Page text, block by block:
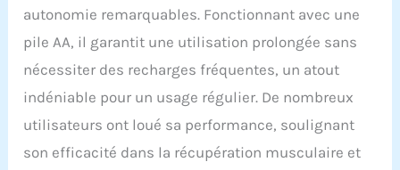
autonomie remarquables. Fonctionnant avec une
pile AA, il garantit une utilisation prolongée sans
nécessiter des recharges fréquentes, un atout
indéniable pour un usage régulier. De nombreux
utilisateurs ont loué sa performance, soulignant
son efficacité dans la récupération musculaire et